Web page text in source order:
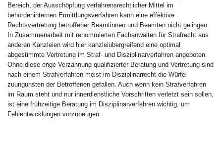
Bereich, der Ausschöpfung verfahrensrechtlicher Mittel im
behördeninternen Ermittlungsverfahren kann eine effektive
Rechtsvertretung betroffener Beamtinnen und Beamten nicht gelingen.
In Zusammenarbeit mit renommierten Fachanwälten für Strafrecht aus
anderen Kanzleien wird hier kanzleiübergreifend eine optimal
abgestimmte Vertretung im Straf- und Disziplinarverfahren angeboten.
Ohne diese enge Verzahnung qualifizierter Beratung und Vertretung sind
nach einem Strafverfahren meist im Disziplinarrecht die Würfel
zuungunsten der Betroffenen gefallen. Auch wenn kein Strafverfahren
im Raum steht und nur innerdienstliche Vorschriften verletzt sein sollen,
ist eine frühzeitige Beratung im Disziplinarverfahren wichtig, um
Fehlentwicklungen vorzubeugen.